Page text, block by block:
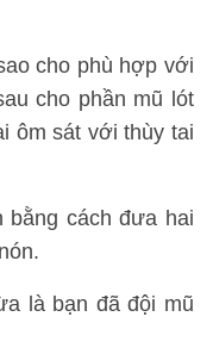
cho phù hợp với
cho phần mũ lót
ôm sát với thùy tai
cách đưa hai
là bạn đã đội mũ